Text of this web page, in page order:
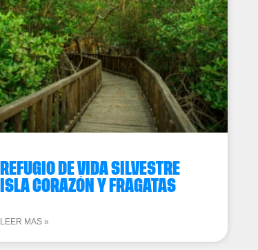
REFUGIO DE VIDA SILVESTRE
ISLA CORAZÓN Y FRAGATAS
LEER MAS »